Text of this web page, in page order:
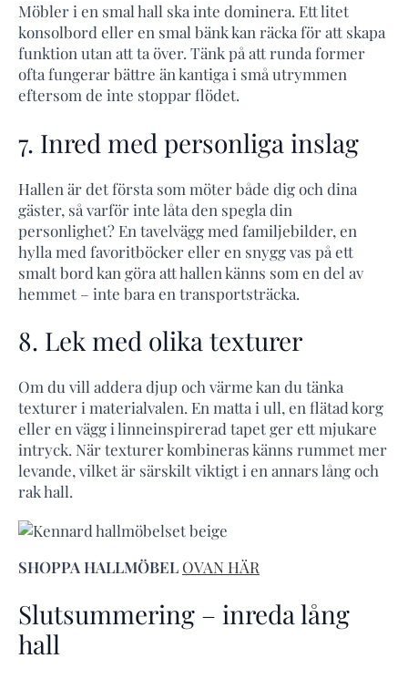
Möbler i en smal hall ska inte dominera. Ett litet
konsolbord eller en smal bänk kan räcka för att skapa
funktion utan att ta över. Tänk på att runda former
ofta fungerar bättre än kantiga i små utrymmen
eftersom de inte stoppar flödet.
7. Inred med personliga inslag
Hallen är det första som möter både dig och dina
gäster, så varför inte låta den spegla din
personlighet? En tavelvägg med familjebilder, en
hylla med favoritböcker eller en snygg vas på ett
smalt bord kan göra att hallen känns som en del av
hemmet – inte bara en transportsträcka.
8. Lek med olika texturer
Om du vill addera djup och värme kan du tänka
texturer i materialvalen. En matta i ull, en flätad korg
eller en vägg i linneinspirerad tapet ger ett mjukare
intryck. När texturer kombineras känns rummet mer
levande, vilket är särskilt viktigt i en annars lång och
rak hall.
SHOPPA HALLMÖBEL OVAN HÄR
Slutsummering – inreda lång
hall